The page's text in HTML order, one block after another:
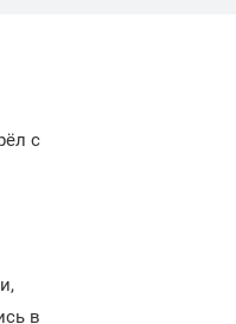
с
в